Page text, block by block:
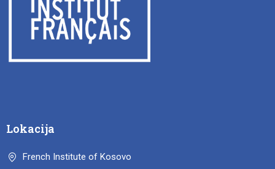
Lokacija
French Institute of Kosovo